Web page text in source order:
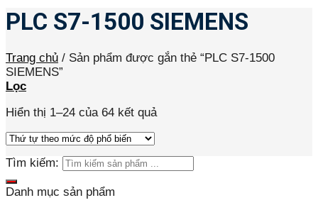
PLC S7-1500 SIEMENS
Trang chủ / Sản phẩm được gắn thẻ “PLC S7-1500
SIEMENS”
Lọc
Hiển thị 1–24 của 64 kết quả
Tìm kiếm:
Danh mục sản phẩm